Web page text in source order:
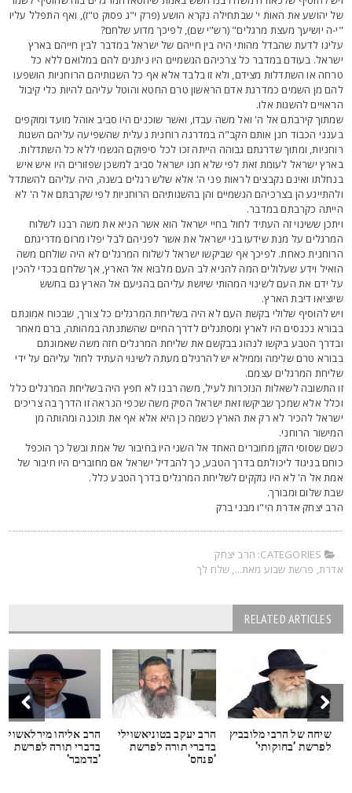
יהושע את האות י' שבתחילה נקרא הושע (פרק י"ג פסוק ט"ז), ואף התפלל עליו
ה יושיעך מעצת מרגלים" (רש"י שם), לפיכך מדוע שלחם?
לדעת שהבדל מהותי היה בין חייהם של ישראל במדבר לבין חייהם בארץ
בעודם במדבר כל צרכיהם הגשמיים היו ניתנים להם במלואם ללא כל
או השתדלות מצידם, ולא זו בלבד אלא אף כל השגותיהם הרוחניות הושפעו
מן השמים כמדרגת אדם הראשון טרם החטא והוטל עליהם להיות כלי קיבול
להשגות אלו.
קירבתם אל ה' ואל משה עבדו, ואשר שוכנים היו סביב אוהל מועד ומוקפים
הכבוד חנן אותם הקב"ה במדרגה רוחנית נעלית שהשפיעה עליהם השגות
ומתוך שדרגתם גבוהה הייתה זכו לכל סיפוקם הגשמי ללא כל השתדלות.
ישראל לעומת זאת לפי שלא חנו ישראל סביב למשכן שפזורים היו איש איש
ואינם נקבצים לראות פני ה' אלא שלש רגלים בשנה, היה עליהם להשתדל
הן בצרכיהם הגשמיים והן בהשגותיהם הרוחניות לפי שקרבתם אל ה' לא
כקרבתם במדבר.
ששינוי זה העתיד לחול בחיי ישראל הוא אשר הניא את משה רבנו לשלוח
על מנת שידעו בני ישראל את אשר לפניהם לבל יפלו מרום מדריגתם
כאחת. לפיכך אף שביקשו ישראל לשלוח המרגלים לא היה שולחם משה
וידע שעלולים המה להניא לב העם מלבוא אל הארץ, אך שלחם בכדי להכין
ידם את העם לשינוי המהותי שיושת עליהם בהגיעם אל הארץ גם בחשש
דיבת הארץ.
להוסיף שלולי בקשת העם לא היה בשליחת המרגלים כל צורך, שבכוח אמונתם
נכנסים היו לארץ ומסתגלים לדרך החיים שהשתנתה במהותה, ברם מאחר
הטבע ביקשו לנהוג בבקשם את שליחת המרגלים חזה משה שאמונתם
טרם שלימה וממילא יש להרגילם מעתה לשינוי העתיד לחול עליהם על ידי
המרגלים עצמם.
התשובה לשאלות הנזכרות לעיל, משה רבנו לא חפץ היה בשליחת המרגלים כלל
אלא שמכך שביקשו זאת ישראל הסיק משה שכפי הנראה זו הדרך בה צריכים
להכיר לא רק את הארץ כשמה כן היא אלא אף את תוכנה ומהותה מן
הרוחני.
שסוסי הזקן מחוברים האחד אל השני היו בחיבור של אמת ובשל כך הוכפל
בניגוד ליכולתם בדרך הטבע, כך להבדיל ישראל אם מחוברים היו חיבור של
אל ה' לא היו נזקקים לשליחת המרגלים בדרך הטבע כלל.
שלום ומבורך.
יצחק אדרת הי"ו מבני ברק
CATEGORIES:
הרב יצחק
,פרשת שבוע מאת...,שלח לך
RELATED ARTICLES
שיחה של הרבי מלובביץ
לפרשת 'בחוקותי'
הרב יעקב בטוניאשוילי
בדברי תורה לפרשת
'פנחס'
הרב אליהו מירלאשולי
בדברי תורה לפרשת
'בדמבר'